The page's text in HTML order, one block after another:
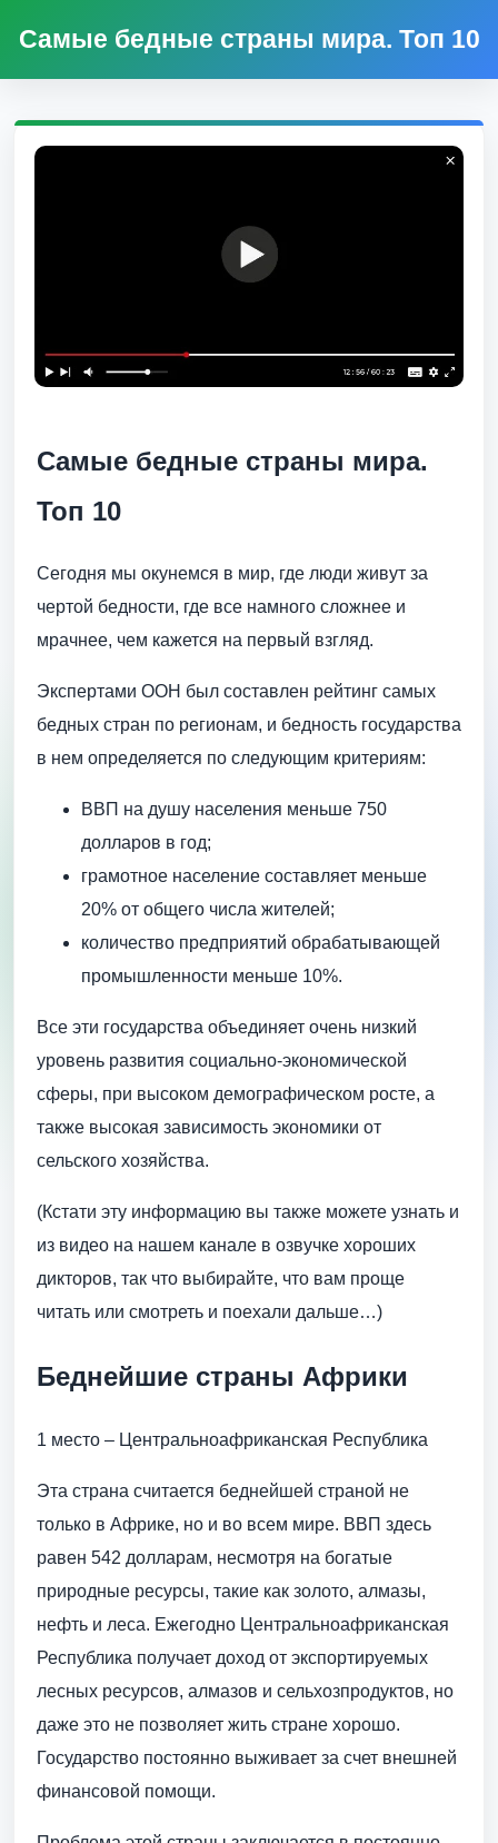
Самые бедные страны мира. Топ 10
Самые бедные страны мира.
Топ 10
Сегодня мы окунемся в мир, где люди живут за
чертой бедности, где все намного сложнее и
мрачнее, чем кажется на первый взгляд.
Экспертами ООН был составлен рейтинг самых
бедных стран по регионам, и бедность государства
в нем определяется по следующим критериям:
ВВП на душу населения меньше 750
долларов в год;
грамотное население составляет меньше
20% от общего числа жителей;
количество предприятий обрабатывающей
промышленности меньше 10%.
Все эти государства объединяет очень низкий
уровень развития социально-экономической
сферы, при высоком демографическом росте, а
также высокая зависимость экономики от
сельского хозяйства.
(Кстати эту информацию вы также можете узнать и
из видео на нашем канале в озвучке хороших
дикторов, так что выбирайте, что вам проще
читать или смотреть и поехали дальше…)
Беднейшие страны Африки
1 место – Центральноафриканская Республика
Эта страна считается беднейшей страной не
только в Африке, но и во всем мире. ВВП здесь
равен 542 долларам, несмотря на богатые
природные ресурсы, такие как золото, алмазы,
нефть и леса. Ежегодно Центральноафриканская
Республика получает доход от экспортируемых
лесных ресурсов, алмазов и сельхозпродуктов, но
даже это не позволяет жить стране хорошо.
Государство постоянно выживает за счет внешней
финансовой помощи.